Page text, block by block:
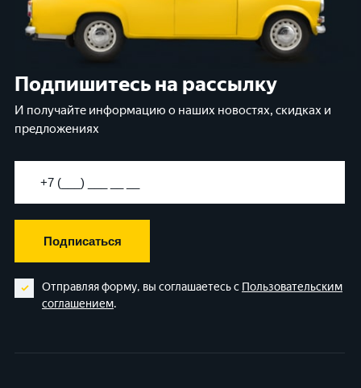
Подпишитесь на рассылку
И получайте информацию о наших новостях, скидках и
предложениях
Подписаться
Отправляя форму, вы соглашаетесь с Пользовательским
соглашением.